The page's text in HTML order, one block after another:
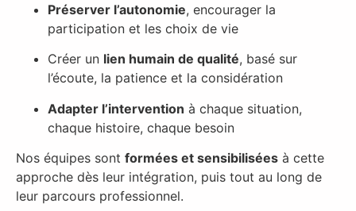
Préserver l’autonomie, encourager la
participation et les choix de vie
Créer un lien humain de qualité, basé sur
l’écoute, la patience et la considération
Adapter l’intervention à chaque situation,
chaque histoire, chaque besoin
Nos équipes sont formées et sensibilisées à cette
approche dès leur intégration, puis tout au long de
leur parcours professionnel.